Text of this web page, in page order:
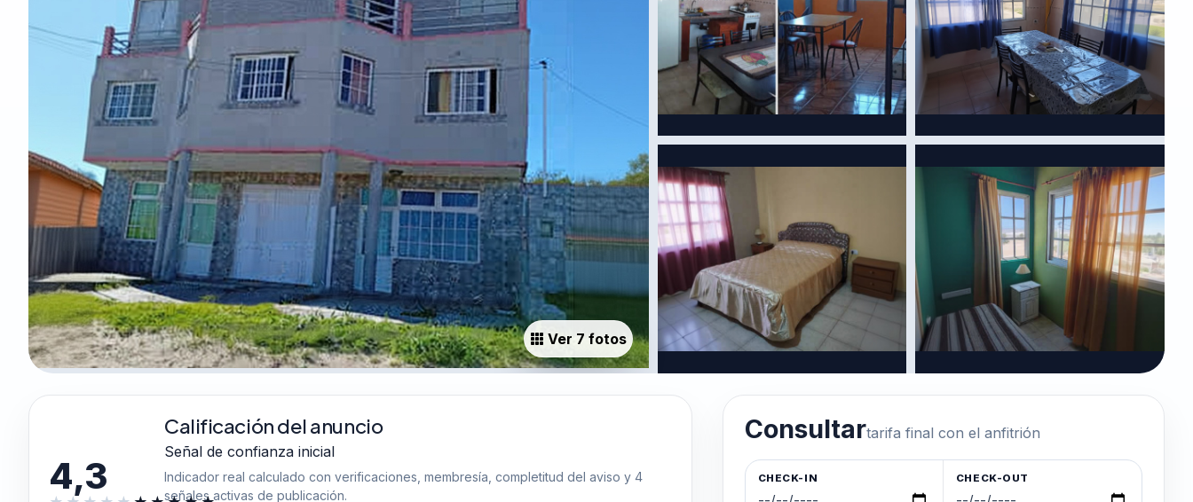
Ver 7 fotos
4,3
Calificación del anuncio
Señal de confianza inicial
Indicador real calculado con verificaciones, membresía, completitud del aviso y 4
señales activas de publicación.
Consultartarifa final con el anfitrión
CHECK-IN CHECK-OUT